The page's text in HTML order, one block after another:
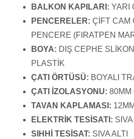
BALKON KAPILARI: YARI
PENCERELER: ÇİFT CAM
PENCERE (FIRATPEN
BOYA: DIŞ CEPHE
PLASTİK
ÇATI ÖRTÜSÜ: BOYALI
ÇATI İZOLASYONU: 80MM
TAVAN KAPLAMASI:
ELEKTRİK TESİSATI: SIVA
SIHHİ TESİSAT: SIVA ALTI